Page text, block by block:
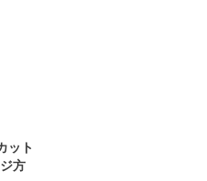
ット
方